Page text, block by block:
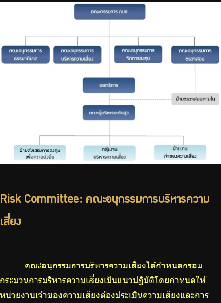
Risk Committee: คณะอนุกรรมการบริหารความ
เสี่ยง
คณะอนุกรรมการบริหารความเสี่ยงได้กำหนดกรอบ
กระบวนการบริหารความเสี่ยงเป็นแนวปฏิบัติโดยกำหนดให้
หน่วยงานเจ้าของความเสี่ยงต้องประเมินความเสี่ยงและการ